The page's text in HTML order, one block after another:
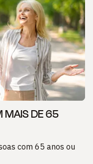
MAIS DE 65
com 65 anos ou